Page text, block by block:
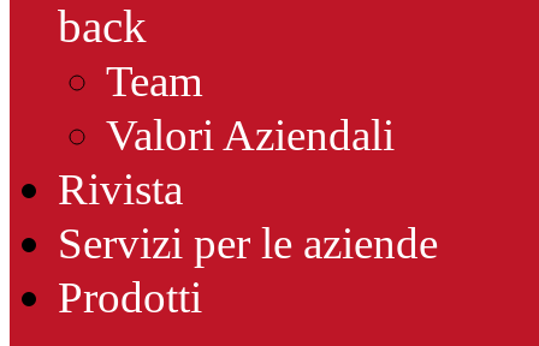
back
Team
Valori Aziendali
Rivista
Servizi per le aziende
Prodotti